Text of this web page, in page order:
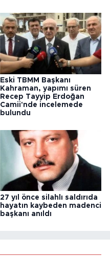
Eski TBMM Başkanı
Kahraman, yapımı süren
Recep Tayyip Erdoğan
Camii'nde incelemede
bulundu
27 yıl önce silahlı saldırıda
hayatın kaybeden madenci
başkanı anıldı